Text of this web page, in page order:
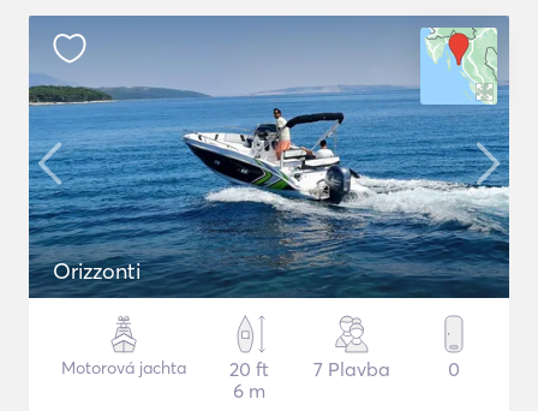
Orizzonti
Motorová jachta
20 ft
6 m
7 Plavba 0